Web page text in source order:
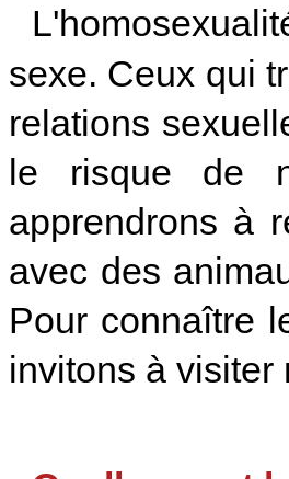
sexe. Ceux qui
relations
le risque de
apprendrons à
avec des
Pour connaître
invitons à